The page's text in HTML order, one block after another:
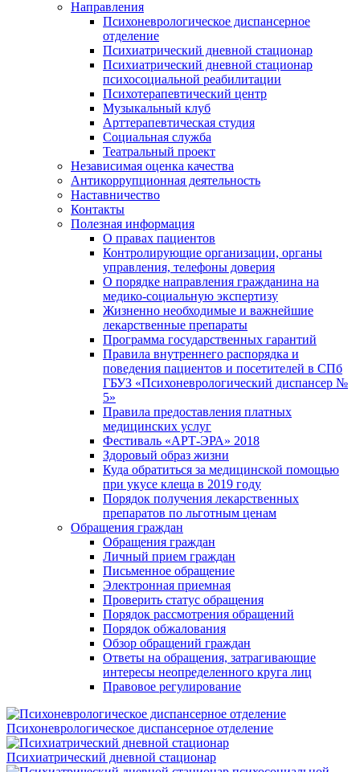
Направления
Психоневрологическое диспансерное
отделение
Психиатрический дневной стационар
Психиатрический дневной стационар
психосоциальной реабилитации
Психотерапевтический центр
Музыкальный клуб
Арттерапевтическая студия
Социальная служба
Театральный проект
Независимая оценка качества
Антикоррупционная деятельность
Наставничество
Контакты
Полезная информация
О правах пациентов
Контролирующие организации, органы
управления, телефоны доверия
О порядке направления гражданина на
медико-социальную экспертизу
Жизненно необходимые и важнейшие
лекарственные препараты
Программа государственных гарантий
Правила внутреннего распорядка и
поведения пациентов и посетителей в СПб
ГБУЗ «Психоневрологический диспансер №
5»
Правила предоставления платных
медицинских услуг
Фестиваль «АРТ-ЭРА» 2018
Здоровый образ жизни
Куда обратиться за медицинской помощью
при укусе клеща в 2019 году
Порядок получения лекарственных
препаратов по льготным ценам
Обращения граждан
Обращения граждан
Личный прием граждан
Письменное обращение
Электронная приемная
Проверить статус обращения
Порядок рассмотрения обращений
Порядок обжалования
Обзор обращений граждан
Ответы на обращения, затрагивающие
интересы неопределенного круга лиц
Правовое регулирование
Психоневрологическое диспансерное отделение
Психиатрический дневной стационар